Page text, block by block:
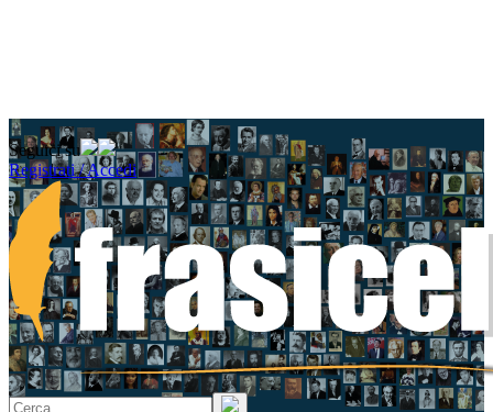
Seguici su
Registrati / Accedi